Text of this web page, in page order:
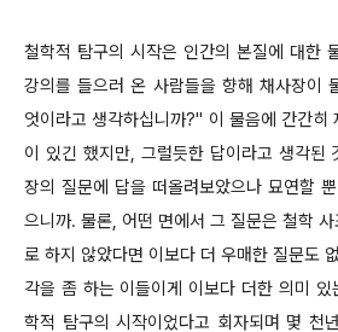
철학적 탐구의 시작은 인간의 본질에 대한
강의를 들으러 온 사람들을 향해 채사장이
엇이라고 생각하십니까?" 이 물음에 간간히
이 있긴 했지만, 그럴듯한 답이라고 생각된
장의 질문에 답을 떠올려보았으나 묘연할
으니까. 물론, 어떤 면에서 그 질문은 철학
로 하지 않았다면 이보다 더 우매한 질문도
각을 좀 하는 이들이게 이보다 더한 의미
학적 탐구의 시작이었다고 회자되며 몇 천